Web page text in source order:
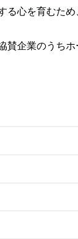
心を育むた
企業のうち